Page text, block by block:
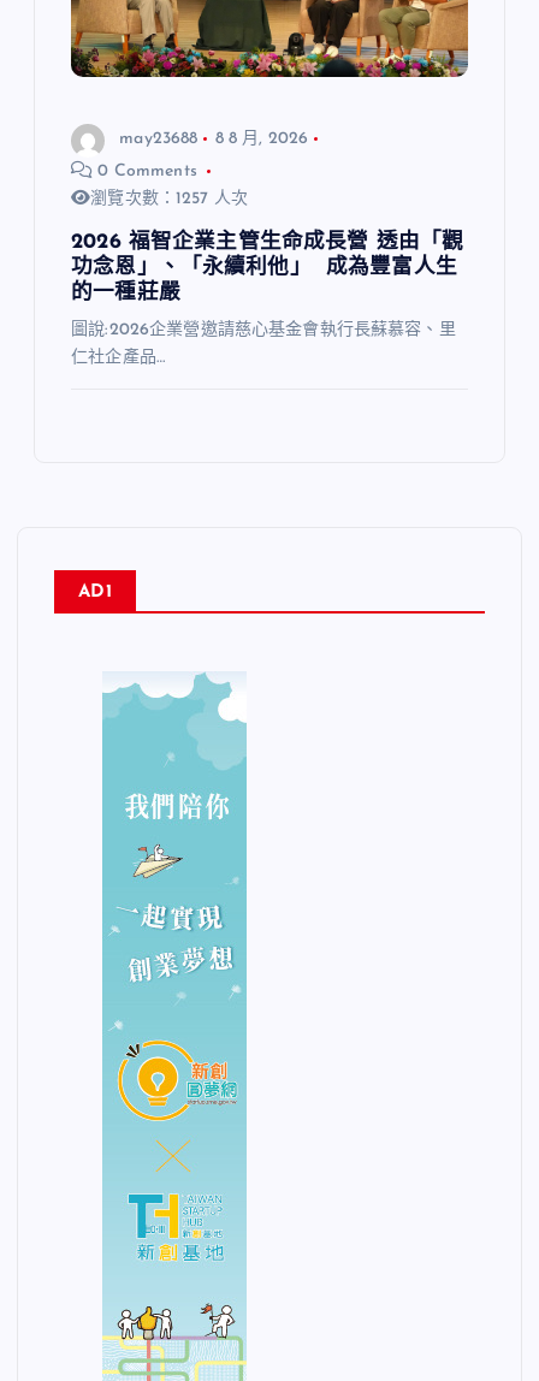
may23688
8 8 月, 2026
0 Comments
瀏覽次數：1257 人次
2026 福智企業主管生命成長營 透由「觀
功念恩」、「永續利他」 成為豐富人生
的一種莊嚴
圖說:2026企業營邀請慈心基金會執行長蘇慕容、里
仁社企產品…
AD1